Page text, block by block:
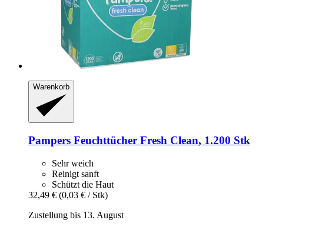
Warenkorb
Pampers Feuchttücher Fresh Clean, 1.200 Stk
Sehr weich
Reinigt sanft
Schützt die Haut
32,49 € (0,03 € / Stk)
Zustellung bis 13. August